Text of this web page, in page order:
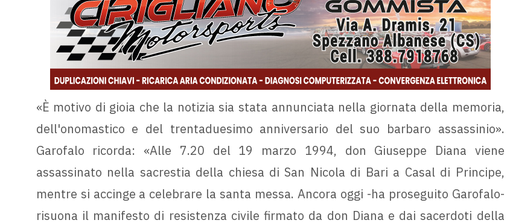
«È motivo di gioia che la notizia sia stata annunciata nella giornata della memoria,
dell'onomastico e del trentaduesimo anniversario del suo barbaro assassinio».
Garofalo ricorda: «Alle 7.20 del 19 marzo 1994, don Giuseppe Diana viene
assassinato nella sacrestia della chiesa di San Nicola di Bari a Casal di Principe,
mentre si accinge a celebrare la santa messa. Ancora oggi -ha proseguito Garofalo-
risuona il manifesto di resistenza civile firmato da don Diana e dai sacerdoti della